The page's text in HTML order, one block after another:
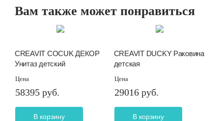
Вам также может понравиться
CREAVIT COCUK ДЕКОР
Унитаз детский
Цена
58395 руб.
В корзину
CREAVIT DUCKY Раковина
детская
Цена
29016 руб.
В корзину